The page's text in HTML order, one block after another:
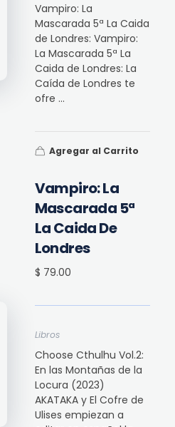
Vampiro: La
Mascarada 5ª
La Caida De
Londres
$ 79.00
Vampiro: La
Mascarada 5ª La Caida
de Londres: Vampiro:
La Mascarada 5ª La
Caida de Londres: La
Caída de Londres te
ofre ...
Agregar al Carrito
Libros
Choose Cthulhu Vol.2:
En las Montañas de la
Locura (2023)
AKATAKA y El Cofre de
Ulises empiezan a